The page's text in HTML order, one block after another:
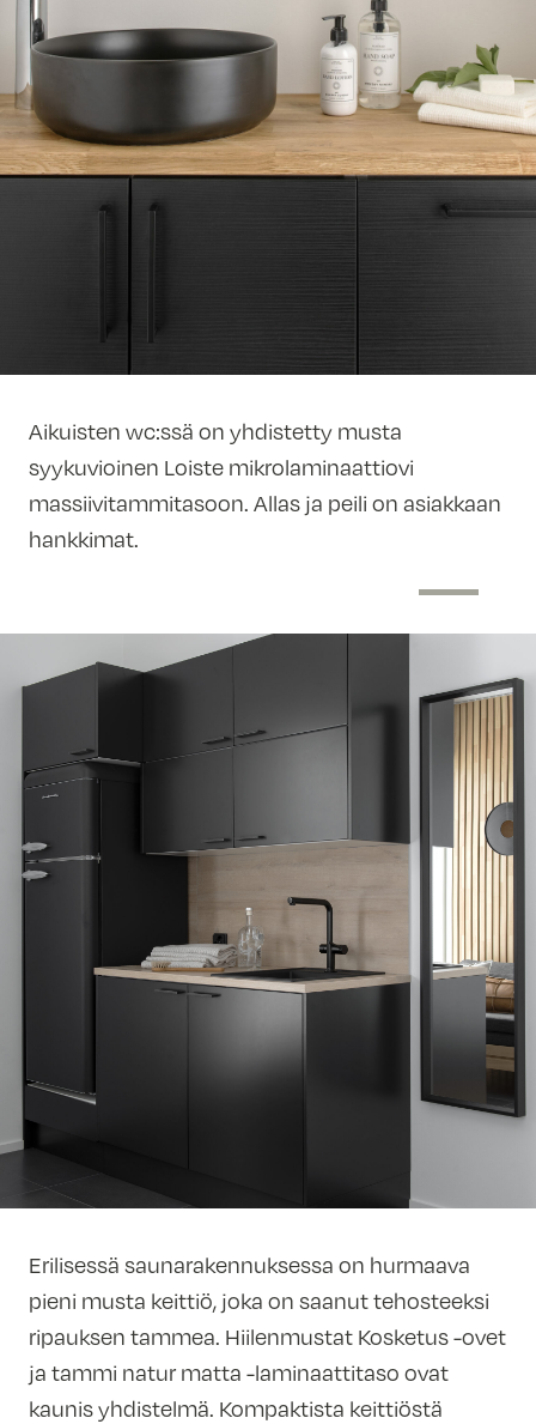
Aikuisten wc:ssä on yhdistetty musta
syykuvioinen Loiste mikrolaminaattiovi
massiivitammitasoon. Allas ja peili on asiakkaan
hankkimat.
Erilisessä saunarakennuksessa on hurmaava
pieni musta keittiö, joka on saanut tehosteeksi
ripauksen tammea. Hiilenmustat Kosketus -ovet
ja tammi natur matta -laminaattitaso ovat
kaunis yhdistelmä. Kompaktista keittiöstä